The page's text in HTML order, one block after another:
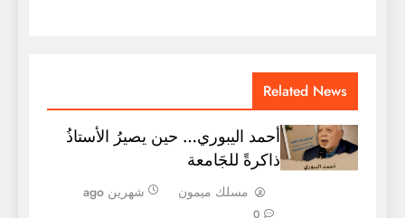
Related News
أحمد اليبوري… حين يصيرُ الأستاذُ
ذاكرةً للجَامعة
مسلك ميمون شهرين ago
0